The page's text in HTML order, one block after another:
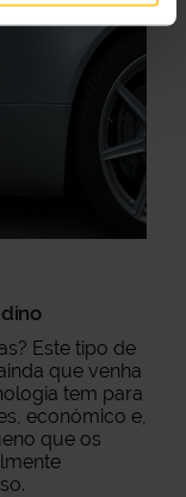
Este tipo de
que venha
tem para
económico e,
que os